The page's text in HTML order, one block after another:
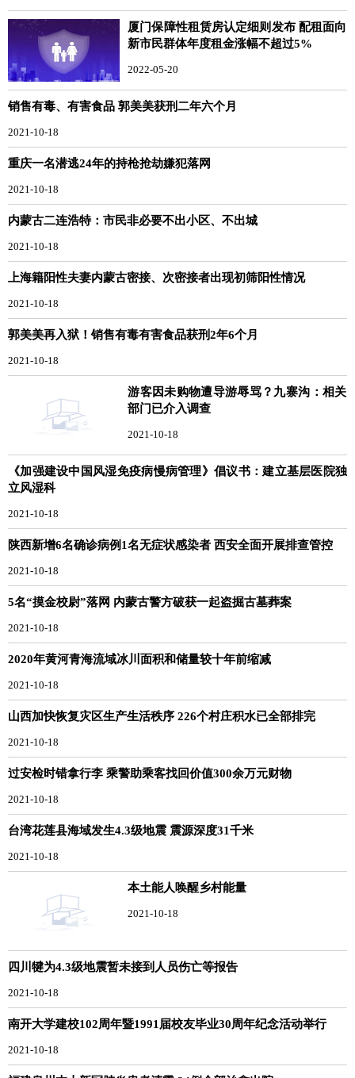
厦门保障性租赁房认定细则发布 配租面向
新市民群体年度租金涨幅不超过5%
2022-05-20
销售有毒、有害食品 郭美美获刑二年六个月
2021-10-18
重庆一名潜逃24年的持枪抢劫嫌犯落网
2021-10-18
内蒙古二连浩特：市民非必要不出小区、不出城
2021-10-18
上海籍阳性夫妻内蒙古密接、次密接者出现初筛阳性情况
2021-10-18
郭美美再入狱！销售有毒有害食品获刑2年6个月
2021-10-18
游客因未购物遭导游辱骂？九寨沟：相关
部门已介入调查
2021-10-18
《加强建设中国风湿免疫病慢病管理》倡议书：建立基层医院独
立风湿科
2021-10-18
陕西新增6名确诊病例1名无症状感染者 西安全面开展排查管控
2021-10-18
5名“摸金校尉”落网 内蒙古警方破获一起盗掘古墓葬案
2021-10-18
2020年黄河青海流域冰川面积和储量较十年前缩减
2021-10-18
山西加快恢复灾区生产生活秩序 226个村庄积水已全部排完
2021-10-18
过安检时错拿行李 乘警助乘客找回价值300余万元财物
2021-10-18
台湾花莲县海域发生4.3级地震 震源深度31千米
2021-10-18
本土能人唤醒乡村能量
2021-10-18
四川犍为4.3级地震暂未接到人员伤亡等报告
2021-10-18
南开大学建校102周年暨1991届校友毕业30周年纪念活动举行
2021-10-18